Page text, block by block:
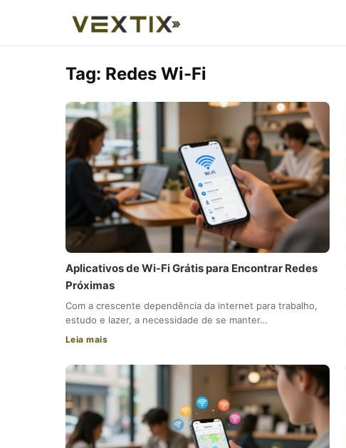
Tag: Redes Wi-Fi
Aplicativos de Wi-Fi Grátis para Encontrar Redes
Próximas
Com a crescente dependência da internet para trabalho,
estudo e lazer, a necessidade de se manter…
Leia mais